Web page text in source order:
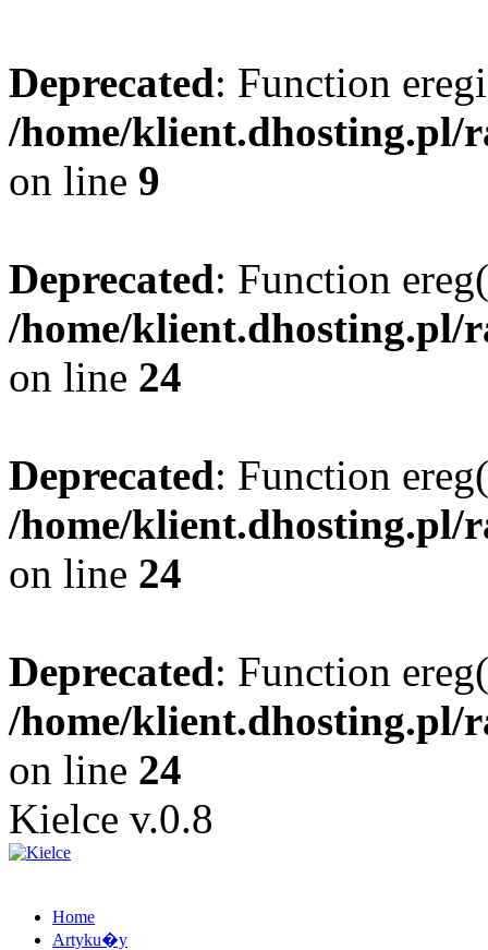
Deprecated: Function
/home/klient.dhosting.pl/
on line 9
Deprecated: Function
/home/klient.dhosting.pl/
on line 24
Deprecated: Function
/home/klient.dhosting.pl/
on line 24
Deprecated: Function
/home/klient.dhosting.pl/
on line 24
Kielce v.0.8
Home
Artyku�y